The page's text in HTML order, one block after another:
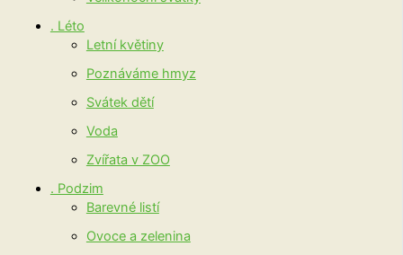
. Léto
Letní květiny
Poznáváme hmyz
Svátek dětí
Voda
Zvířata v ZOO
. Podzim
Barevné listí
Ovoce a zelenina